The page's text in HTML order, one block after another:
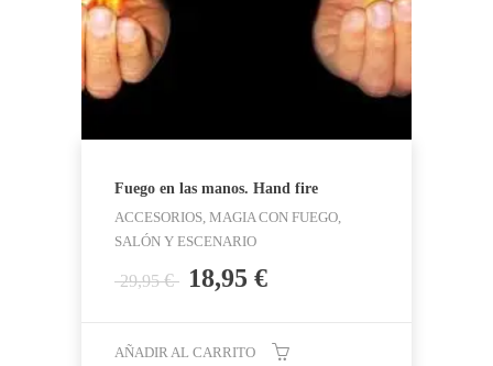
Fuego en las manos. Hand fire
ACCESORIOS, MAGIA CON FUEGO,
SALÓN Y ESCENARIO
29,95€
El
era:
18,95 €El
es:
AÑADIR AL CARRITO